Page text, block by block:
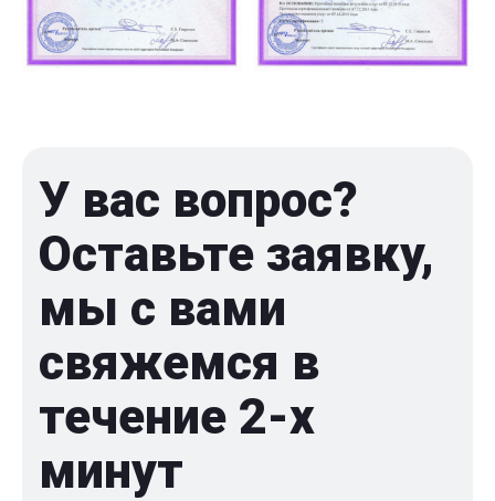
У вас вопрос?
Оставьте заявку,
мы с вами
свяжемся в
течение 2-x
минут